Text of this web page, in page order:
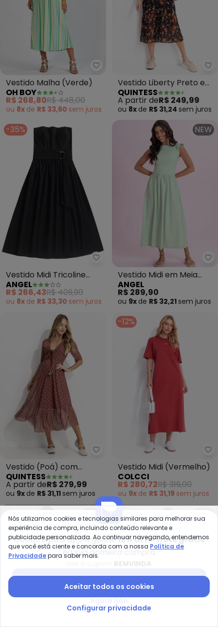
Oh Boy - Vestido Malha (Verde)
Vestido Malha (Verde)
OH BOY
R$ 268,80R$ 448,00
ou 8x de R$ 33,60 sem juros
Vestido Liberty Preto em
Chiffon
QUINTESS
A partir deR$ 249,99
ou 8x de R$ 31,24 sem juros
-35%
Angel - Vestido Midi Tricoline
Vestido Midi Tricoline
(Preto)
ANGEL
R$ 266,43R$ 409,90
ou 8x de R$ 33,30 sem juros
NEW
Vestido Midi em Meia
Malha (Verde)
ANGEL
R$ 289,90
ou 9x de R$ 32,21 sem juros
Quintess - Vestido (Poá) com
Vestido (Poá) com
Amarração no Decote
QUINTESS
A partir deR$ 279,99
ou 9x de R$ 31,11 sem juros
-12%
Vestido Midi (Vermelho)
COLCCI
R$ 280,72R$ 319,00
ou 9x de R$ 31,19 sem juros
NEW
Compre pelo app e ganhe12% OFF + frete grátis
na sua primeira compra
Nós utilizamos cookies e tecnologias similares para melhorar sua
experiência de compra, incluindo conteúdo relevante e
publicidade personalizada. Ao continuar navegando, entendemos
que você está ciente e concorda com a nossa Política de
Privacidadepara saber mais.
Aceitar todos os cookies
Configurar privacidade